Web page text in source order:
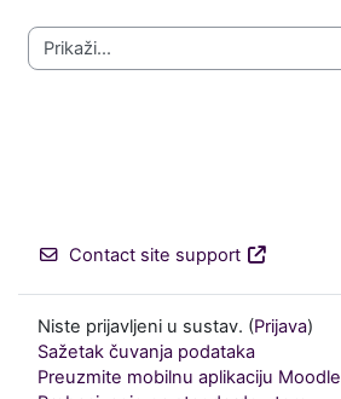
Prikaži...
Contact site support
Niste prijavljeni u sustav. (Prijava)
Sažetak čuvanja podataka
Preuzmite mobilnu aplikaciju Moodle